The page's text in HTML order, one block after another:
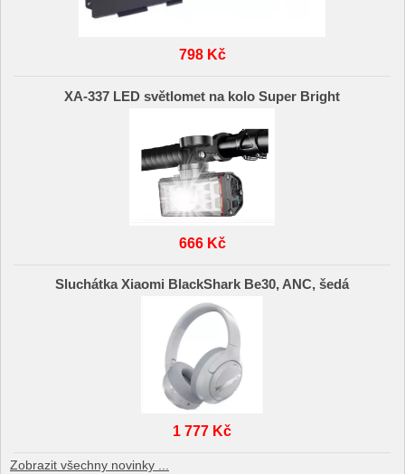
798 Kč
XA-337 LED světlomet na kolo Super Bright
666 Kč
Sluchátka Xiaomi BlackShark Be30, ANC, šedá
1 777 Kč
Zobrazit všechny novinky ...